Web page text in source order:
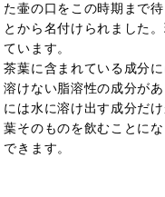
た壷の口をこの時期まで
とから名付けられました
ています。
茶葉に含まれている成分
溶けない脂溶性の成分が
には水に溶け出す成分だ
葉そのものを飲むことに
できます。